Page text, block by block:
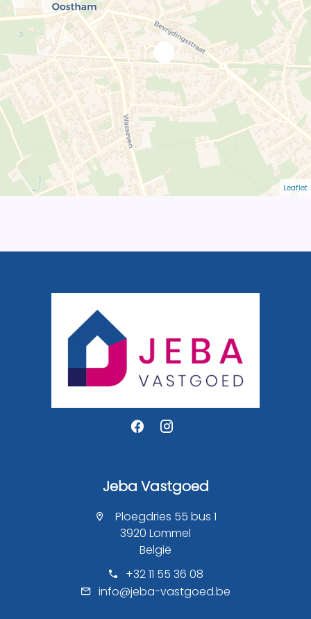
Leaflet
Jeba Vastgoed
Ploegdries 55 bus 1
3920 Lommel
België
+32 11 55 36 08
info@jeba-vastgoed.be